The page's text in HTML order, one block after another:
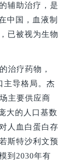
辅助治疗，是
中国，血液制
已被视为生物
治疗药物，
主导格局。杰
主要供应商
大的人口基数
人血白蛋白存
斯特沙利文预
到2030年有